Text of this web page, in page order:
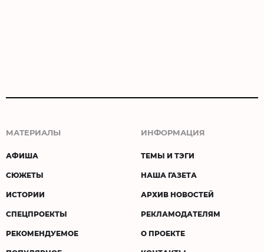
МАТЕРИАЛЫ
АФИША
СЮЖЕТЫ
ИСТОРИИ
СПЕЦПРОЕКТЫ
РЕКОМЕНДУЕМОЕ
ИНФОРМАЦИЯ
ТЕМЫ И ТЭГИ
НАША ГАЗЕТА
АРХИВ НОВОСТЕЙ
РЕКЛАМОДАТЕЛЯМ
О ПРОЕКТЕ